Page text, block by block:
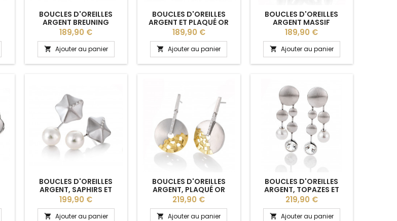
BOUCLES D'OREILLES
ARGENT BREUNING
Prix
189,90 €
 Ajouter au panier
BOUCLES D'OREILLES
ARGENT ET PLAQUÉ OR
JAUNE BREUNING
Prix
189,90 €
 Ajouter au panier
BOUCLES D'OREILLES
ARGENT MASSIF
BREUNING
Prix
189,90 €
 Ajouter au panier
BOUCLES D'OREILLES
ARGENT, SAPHIRS ET
PERLES DE CULTURE
BREUNING
Prix
199,90 €
 Ajouter au panier
BOUCLES D'OREILLES
ARGENT, PLAQUÉ OR
JAUNE ET SAPHIRS
BLANCS BREUNING
Prix
219,90 €
 Ajouter au panier
BOUCLES D'OREILLES
ARGENT, TOPAZES ET
PERLES DE CULTURE
BREUNING
Prix
219,90 €
 Ajouter au panier